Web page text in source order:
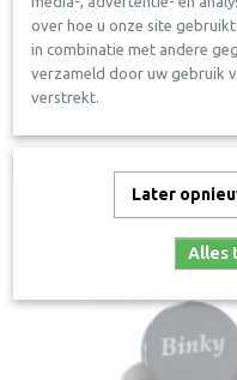
over hoe u onze site
in combinatie met andere
verzameld door uw gebruik
verstrekt.
Later
Alles